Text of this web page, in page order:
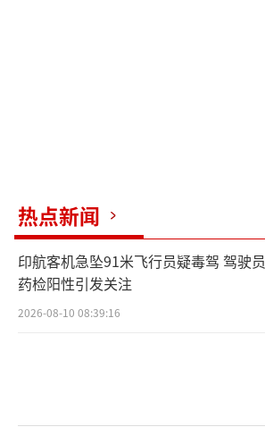
热点新闻
印航客机急坠91米飞行员疑毒驾 驾驶员
药检阳性引发关注
2026-08-10 08:39:16